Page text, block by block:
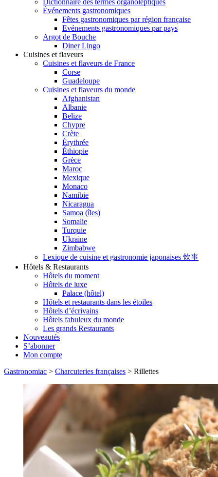
Dictionnaire des termes organoleptiques
Événements gastronomiques
Fêtes gastronomiques par région française
Evénements gastronomiques par pays
Argot de Bouche
Diner Lingo
Cuisines et flaveurs
Cuisines et flaveurs de France
Corse
Guadeloupe
Cuisines et flaveurs du monde
Afghanistan
Albanie
Belize
Chypre
Crète
Érythrée
Éthiopie
Grèce
Maroc
Mexique
Monaco
Namibie
Nicaragua
Samoa (îles)
Somalie
Turquie
Ukraine
Zimbabwe
Lexique de cuisine et gastronomie japonaises 炊事
Hôtels & Restaurants
Hôtels du moment
Hôtels de luxe
Palace (hôtel)
Hôtels et restaurants dans les étoiles
Hôtels d’écrivains
Hôtels fabuleux du monde
Les grands Restaurants
Nouveautés
S’abonner
Mon compte
Gastronomiac > Charcuteries françaises > Rillettes